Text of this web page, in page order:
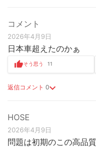
コメント
2026年4月9日
日本車超えたのかぁ
返信コメント 0
そう思う 11
HOSE
2026年4月9日
問題は初期のこの高品